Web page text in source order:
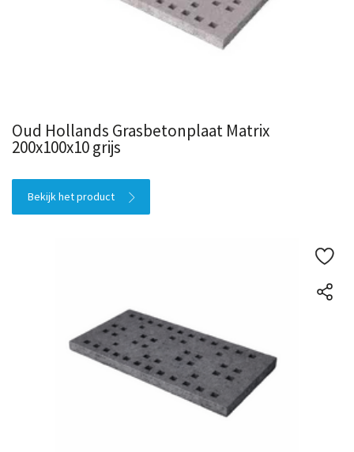
Oud Hollands Grasbetonplaat Matrix
200x100x10 grijs
Bekijk het product